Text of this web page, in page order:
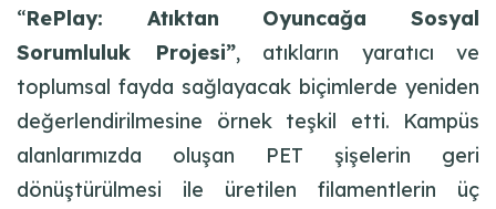
“RePlay: Atıktan Oyuncağa Sosyal
Sorumluluk Projesi”, atıkların yaratıcı ve
toplumsal fayda sağlayacak biçimlerde yeniden
değerlendirilmesine örnek teşkil etti. Kampüs
alanlarımızda oluşan PET şişelerin geri
dönüştürülmesi ile üretilen filamentlerin üç